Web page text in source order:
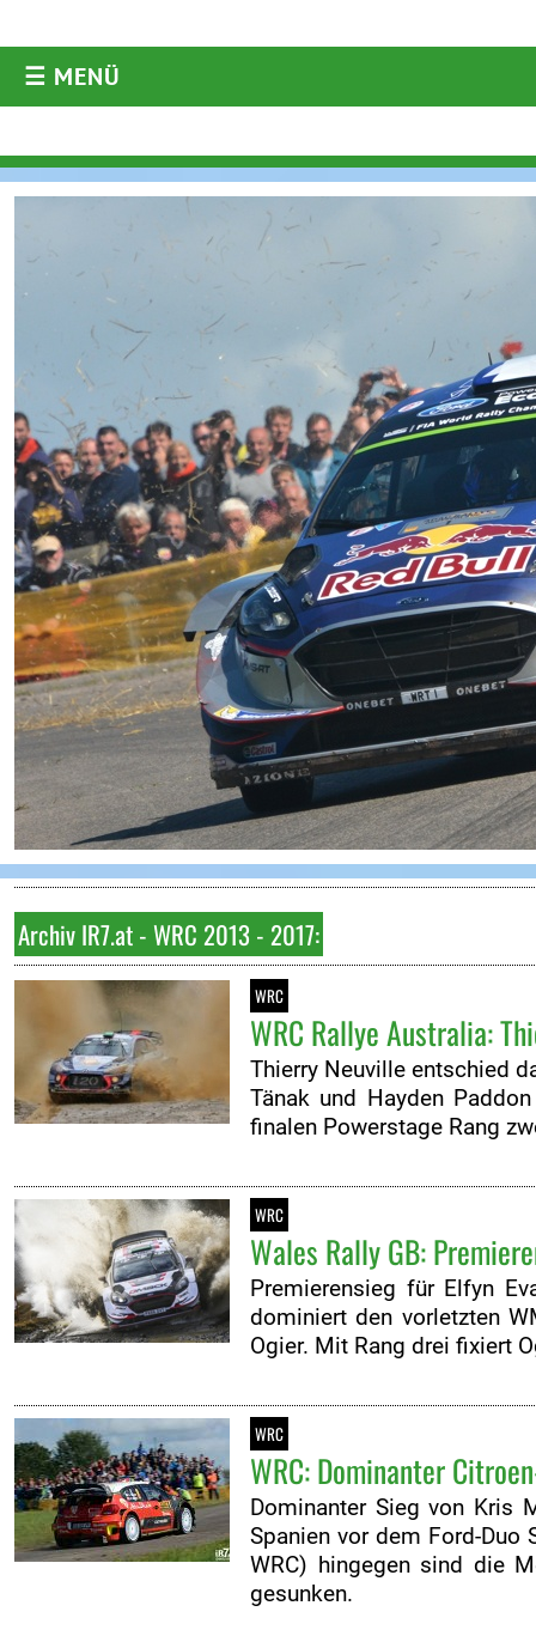
☰ MENÜ
Aktuelles
ERC
DRM
Historic
Diverses
FOTOS
Fotoarchiv
VIDEOS
Videoarchiv
KONTAKT
Kontakt
Impressum
ORM
ARC
Archiv IR7.at - WRC 2013 - 2017:
WRC
WRC Rallye Australia:
Thierry Neuville entschied
Tänak und Hayden
finalen Powerstage Rang
WRC
Wales Rally GB:
Premierensieg für Elfyn
dominiert den vorletzten
Ogier. Mit Rang drei fixiert
WRC
WRC: Dominanter
Dominanter Sieg von Kris
Spanien vor dem Ford-Duo
WRC) hingegen sind die
gesunken.